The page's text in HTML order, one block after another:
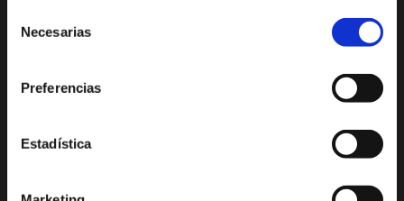
Necesarias
Preferencias
Estadística
Playa del Arenal
Tours virtuales Xàbia